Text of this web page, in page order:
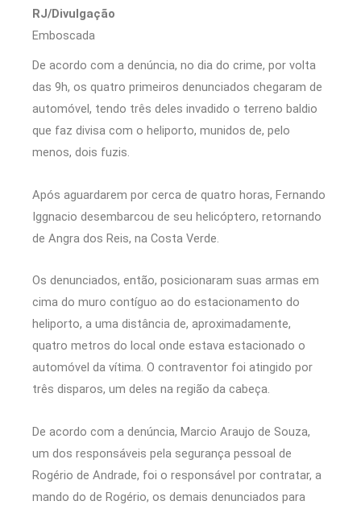
RJ/Divulgação
Emboscada
De acordo com a denúncia, no dia do crime, por volta
das 9h, os quatro primeiros denunciados chegaram de
automóvel, tendo três deles invadido o terreno baldio
que faz divisa com o heliporto, munidos de, pelo
menos, dois fuzis.
Após aguardarem por cerca de quatro horas, Fernando
Iggnacio desembarcou de seu helicóptero, retornando
de Angra dos Reis, na Costa Verde.
Os denunciados, então, posicionaram suas armas em
cima do muro contíguo ao do estacionamento do
heliporto, a uma distância de, aproximadamente,
quatro metros do local onde estava estacionado o
automóvel da vítima. O contraventor foi atingido por
três disparos, um deles na região da cabeça.
De acordo com a denúncia, Marcio Araujo de Souza,
um dos responsáveis pela segurança pessoal de
Rogério de Andrade, foi o responsável por contratar, a
mando do de Rogério, os demais denunciados para